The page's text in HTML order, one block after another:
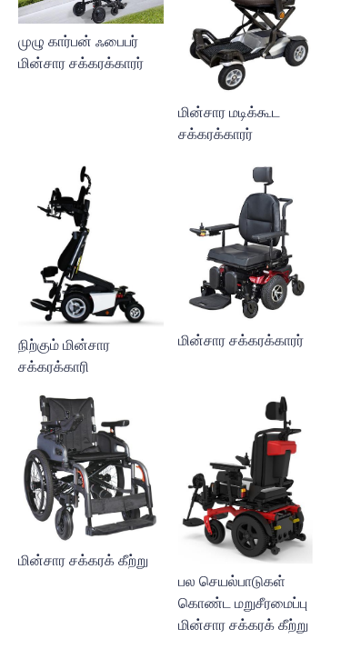
முழு கார்பன் ஃபைபர்
மின்சார சக்கரக்காரர்
மின்சார மடிக்கூட
சக்கரக்காரர்
நிற்கும் மின்சார
சக்கரக்காரி
மின்சார சக்கரக்காரர்
மின்சார சக்கரக் கீற்று
பல செயல்பாடுகள்
கொண்ட மறுசீரமைப்பு
மின்சார சக்கரக் கீற்று